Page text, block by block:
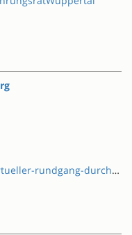
durch-unsere-schule/